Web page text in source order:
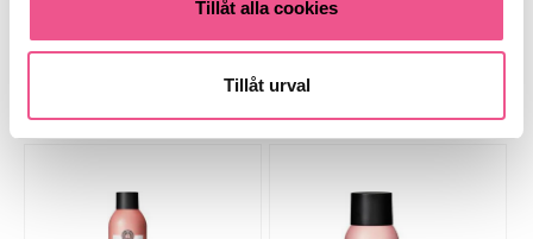
Tillåt alla cookies
Tillåt urval
Hårspray
Liknande produkter